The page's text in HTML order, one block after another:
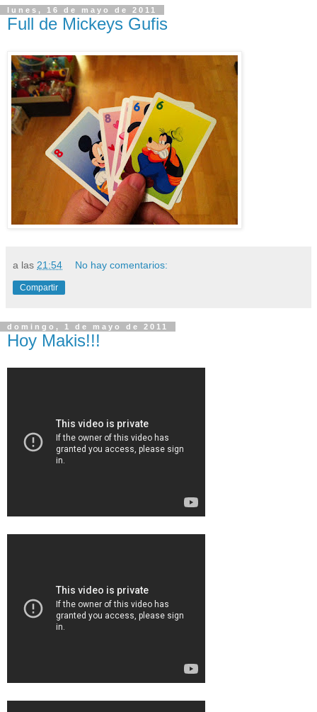
lunes, 16 de mayo de 2011
Full de Mickeys Gufis
a las 21:54 No hay comentarios:
Compartir
domingo, 1 de mayo de 2011
Hoy Makis!!!